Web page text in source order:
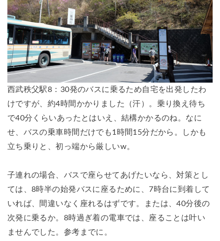
西武秩父駅8：30発のバスに乗るため自宅を出発したわ
けですが、約4時間かかりました（汗）。乗り換え待ち
で40分くらいあったとはいえ、結構かかるのね。なに
せ、バスの乗車時間だけでも1時間15分だから。しかも
立ち乗りと、初っ端から厳しいw。
子連れの場合、バスで座らせてあげたいなら、対策とし
ては、8時半の始発バスに座るために、7時台に到着して
いれば、間違いなく座れるはずです。または、40分後の
次発に乗るか。8時過ぎ着の電車では、座ることは叶い
ませんでした。参考までに。